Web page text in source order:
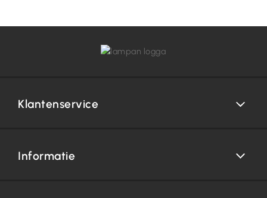
Klantenservice
Informatie